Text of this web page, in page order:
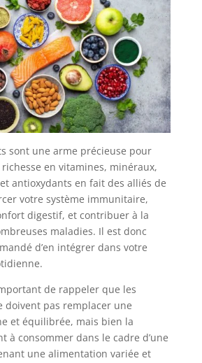
sont une arme précieuse pour
en vitamines, minéraux,
antioxydants en fait des alliés de
votre système immunitaire,
digestif, et contribuer à la
maladies. Il est donc
d’en intégrer dans votre
de rappeler que les
doivent pas remplacer une
et équilibrée, mais bien la
à consommer dans le cadre d’une
une alimentation variée et